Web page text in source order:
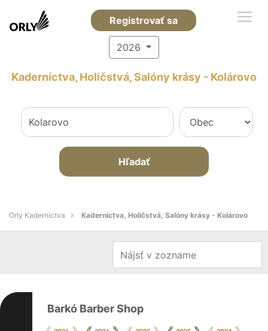
Registrovať sa
2026
Kaderníctva, Holičstvá, Salóny krásy - Kolárovo
Hľadať
Orly Kaderníctva Kaderníctva, Holičstvá, Salóny krásy - Kolárovo
Barkó Barber Shop